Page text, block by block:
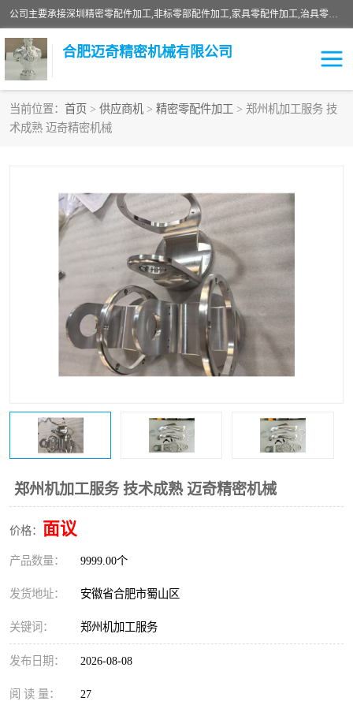
公司主要承接深圳精密零配件加工,非标零部配件加工,家具零配件加工,治具零配件加工,安徽精密零配件加工等各种各种精密机械加工，欢迎来来电咨询！
合肥迈奇精密机械有限公司
当前位置： 首页 > 供应商机 > 精密零配件加工 > 郑州机加工服务 技
术成熟 迈奇精密机械
郑州机加工服务 技术成熟 迈奇精密机械
价格： 面议
产品数量： 9999.00个
发货地址： 安徽省合肥市蜀山区
关键词： 郑州机加工服务
发布日期： 2026-08-08
阅 读 量： 27
铣床加工
家具零配件加工 数控精密机加工
机床零件加工
CNC加工 数控机床加工
不锈钢加工